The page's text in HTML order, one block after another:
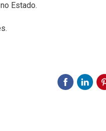
Estado.